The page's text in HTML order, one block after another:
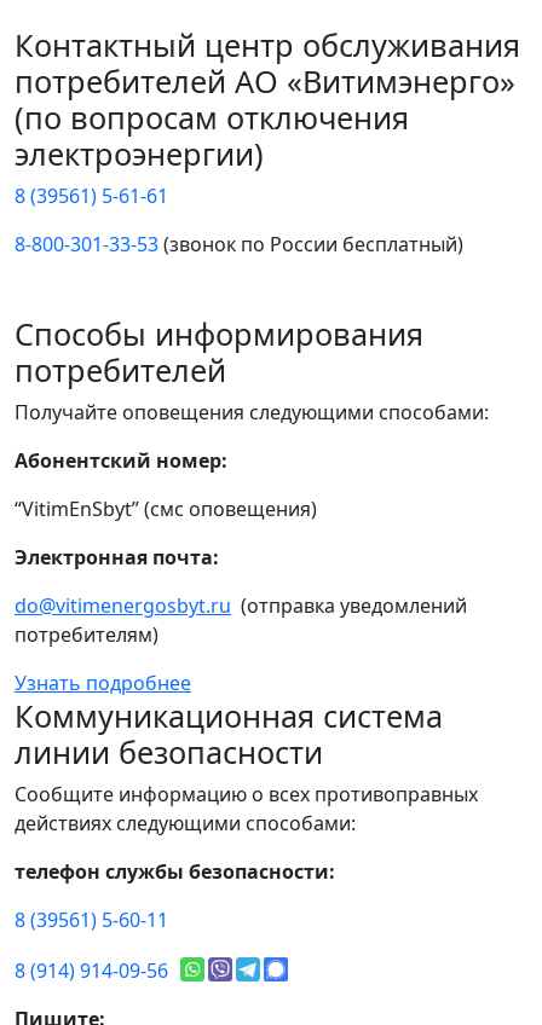
Контактный центр обслуживания
потребителей АО «Витимэнерго»
(по вопросам отключения
электроэнергии)
8 (39561) 5-61-61
8-800-301-33-53(звонок по России бесплатный)
Способы информирования
потребителей
Получайте оповещения следующими способами:
Абонентский номер:
“VitimEnSbyt” (смс оповещения)
Электронная почта:
do@vitimenergosbyt.ru (отправка уведомлений
потребителям)
Узнать подробнее
Коммуникационная система
линии безопасности
Сообщите информацию о всех противоправных
действиях следующими способами:
телефон службы безопасности:
8 (39561) 5-60-11
8 (914) 914-09-56
Пишите: